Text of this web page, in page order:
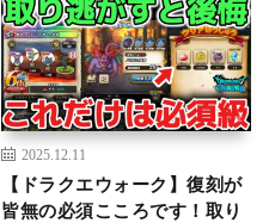
2025.12.11
【ドラクエウォーク】復刻が
皆無の必須こころです！取り